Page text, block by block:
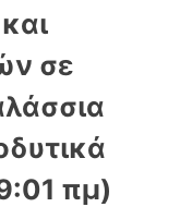
σε
πμ)